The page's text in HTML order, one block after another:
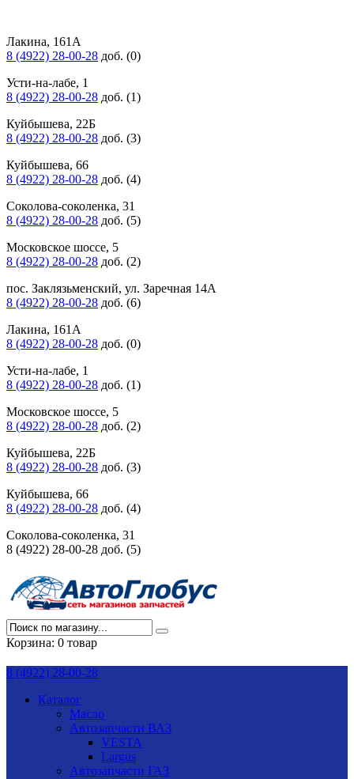
Лакина, 161А
8 (4922) 28-00-28 доб. (0)
Усти-на-лабе, 1
8 (4922) 28-00-28 доб. (1)
Куйбышева, 22Б
8 (4922) 28-00-28 доб. (3)
Куйбышева, 66
8 (4922) 28-00-28 доб. (4)
Соколова-соколенка, 31
8 (4922) 28-00-28 доб. (5)
Московское шоссе, 5
8 (4922) 28-00-28 доб. (2)
пос. Заклязьменский, ул. Заречная 14А
8 (4922) 28-00-28 доб. (6)
Лакина, 161А
8 (4922) 28-00-28 доб. (0)
Усти-на-лабе, 1
8 (4922) 28-00-28 доб. (1)
Московское шоссе, 5
8 (4922) 28-00-28 доб. (2)
Куйбышева, 22Б
8 (4922) 28-00-28 доб. (3)
Куйбышева, 66
8 (4922) 28-00-28 доб. (4)
Соколова-соколенка, 31
8 (4922) 28-00-28 доб. (5)
Корзина: 0 товар
8 (4922) 28-00-28
Каталог
Масло
Автозапчасти ВАЗ
VESTA
Largus
Автозапчасти ГАЗ